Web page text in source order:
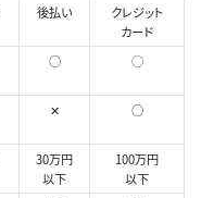
後払い
クレジット
カード
○ ◯
✕ ○
30万円
以下
100万円
以下